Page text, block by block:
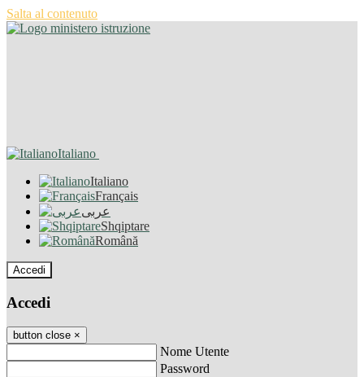
Salta al contenuto
Italiano
Italiano
Français
عربى
Shqiptare
Română
Accedi
Accedi
button close ×
Nome Utente
Password